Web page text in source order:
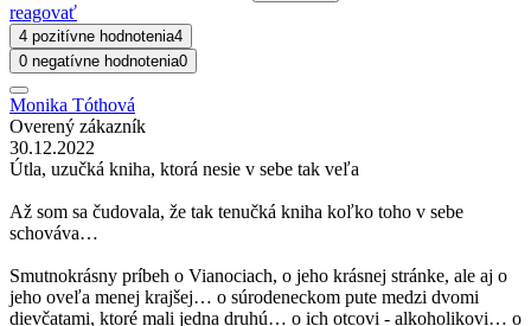
reagovať
4 pozitívne hodnotenia4
0 negatívne hodnotenia0
Monika Tóthová
Overený zákazník
30.12.2022
Útla, uzučká kniha, ktorá nesie v sebe tak veľa
Až som sa čudovala, že tak tenučká kniha koľko toho v sebe
schováva…
Smutnokrásny príbeh o Vianociach, o jeho krásnej stránke, ale aj o
jeho oveľa menej krajšej… o súrodeneckom pute medzi dvomi
dievčatami, ktoré mali jedna druhú… o ich otcovi - alkoholikovi… o